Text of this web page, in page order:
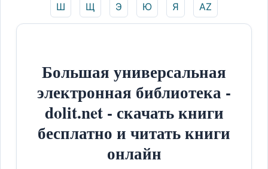
Ш
Щ Э Ю Я AZ
Большая универсальная
электронная библиотека -
dolit.net - скачать книги
бесплатно и читать книги
онлайн